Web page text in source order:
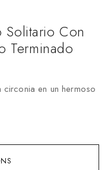
Con
Terminado
en un hermoso